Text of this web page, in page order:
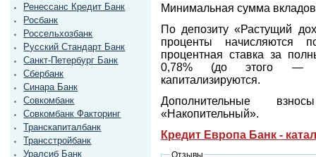
Ренессанс Кредит Банк
Росбанк
Россельхозбанк
Русский Стандарт Банк
Санкт-Петербург Банк
Сбербанк
Синара Банк
Совкомбанк
Совкомбанк Факторинг
Транскапиталбанк
Трансстройбанк
Уралсиб Банк
Минимальная сумма
По депозиту «Растущий
проценты начисляются
процентная ставка за
0,78% (до этого —
капитализируются.
Дополнительные
«Накопительный».
Кредит Европа Банк -
Отзывы